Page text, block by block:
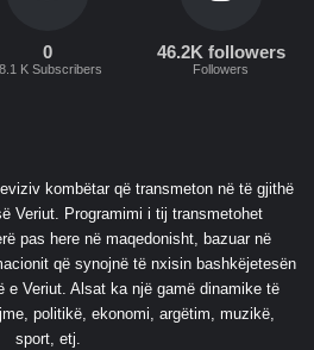
0
K Subscribers
46.2K followers
Followers
kombëtar që transmeton në të gjithë
Veriut. Programimi i tij transmetohet
pas here në maqedonisht, bazuar në
që synojnë të nxisin bashkëjetesën
e Veriut. Alsat ka një gamë dinamike të
politikë, ekonomi, argëtim, muzikë,
sport, etj.